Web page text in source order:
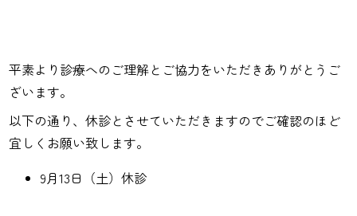
平素より診療へのご理解とご協力をいただきありがとうご
ざいます。
以下の通り、休診とさせていただきますのでご確認のほど
宜しくお願い致します。
9月13日（土）休診